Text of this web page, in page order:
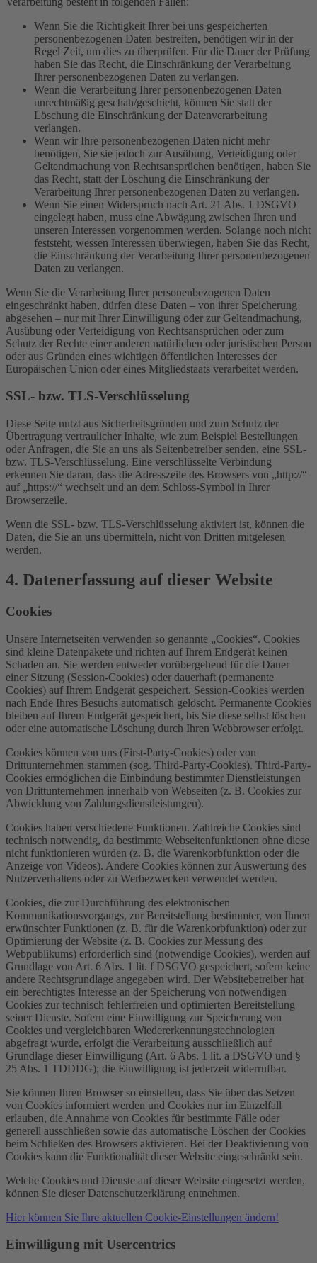
Wenn Sie die Richtigkeit Ihrer bei uns gespeicherten
personenbezogenen Daten bestreiten, benötigen wir in der
Regel Zeit, um dies zu überprüfen. Für die Dauer der Prüfung
haben Sie das Recht, die Einschränkung der Verarbeitung
Ihrer personenbezogenen Daten zu verlangen.
Wenn die Verarbeitung Ihrer personenbezogenen Daten
unrechtmäßig geschah/geschieht, können Sie statt der
Löschung die Einschränkung der Datenverarbeitung
verlangen.
Wenn wir Ihre personenbezogenen Daten nicht mehr
benötigen, Sie sie jedoch zur Ausübung, Verteidigung oder
Geltendmachung von Rechtsansprüchen benötigen, haben Sie
das Recht, statt der Löschung die Einschränkung der
Verarbeitung Ihrer personenbezogenen Daten zu verlangen.
Wenn Sie einen Widerspruch nach Art. 21 Abs. 1 DSGVO
eingelegt haben, muss eine Abwägung zwischen Ihren und
unseren Interessen vorgenommen werden. Solange noch nicht
feststeht, wessen Interessen überwiegen, haben Sie das Recht,
die Einschränkung der Verarbeitung Ihrer personenbezogenen
Daten zu verlangen.
Wenn Sie die Verarbeitung Ihrer personenbezogenen Daten
eingeschränkt haben, dürfen diese Daten – von ihrer Speicherung
abgesehen – nur mit Ihrer Einwilligung oder zur Geltendmachung,
Ausübung oder Verteidigung von Rechtsansprüchen oder zum
Schutz der Rechte einer anderen natürlichen oder juristischen Person
oder aus Gründen eines wichtigen öffentlichen Interesses der
Europäischen Union oder eines Mitgliedstaats verarbeitet werden.
SSL- bzw. TLS-Verschlüsselung
Diese Seite nutzt aus Sicherheitsgründen und zum Schutz der
Übertragung vertraulicher Inhalte, wie zum Beispiel Bestellungen
oder Anfragen, die Sie an uns als Seitenbetreiber senden, eine SSL-
bzw. TLS-Verschlüsselung. Eine verschlüsselte Verbindung
erkennen Sie daran, dass die Adresszeile des Browsers von „http://“
auf „https://“ wechselt und an dem Schloss-Symbol in Ihrer
Browserzeile.
Wenn die SSL- bzw. TLS-Verschlüsselung aktiviert ist, können die
Daten, die Sie an uns übermitteln, nicht von Dritten mitgelesen
werden.
4. Datenerfassung auf dieser Website
Cookies
Unsere Internetseiten verwenden so genannte „Cookies“. Cookies
sind kleine Datenpakete und richten auf Ihrem Endgerät keinen
Schaden an. Sie werden entweder vorübergehend für die Dauer
einer Sitzung (Session-Cookies) oder dauerhaft (permanente
Cookies) auf Ihrem Endgerät gespeichert. Session-Cookies werden
nach Ende Ihres Besuchs automatisch gelöscht. Permanente Cookies
bleiben auf Ihrem Endgerät gespeichert, bis Sie diese selbst löschen
oder eine automatische Löschung durch Ihren Webbrowser erfolgt.
Cookies können von uns (First-Party-Cookies) oder von
Drittunternehmen stammen (sog. Third-Party-Cookies). Third-Party-
Cookies ermöglichen die Einbindung bestimmter Dienstleistungen
von Drittunternehmen innerhalb von Webseiten (z. B. Cookies zur
Abwicklung von Zahlungsdienstleistungen).
Cookies haben verschiedene Funktionen. Zahlreiche Cookies sind
technisch notwendig, da bestimmte Webseitenfunktionen ohne diese
nicht funktionieren würden (z. B. die Warenkorbfunktion oder die
Anzeige von Videos). Andere Cookies können zur Auswertung des
Nutzerverhaltens oder zu Werbezwecken verwendet werden.
Cookies, die zur Durchführung des elektronischen
Kommunikationsvorgangs, zur Bereitstellung bestimmter, von Ihnen
erwünschter Funktionen (z. B. für die Warenkorbfunktion) oder zur
Optimierung der Website (z. B. Cookies zur Messung des
Webpublikums) erforderlich sind (notwendige Cookies), werden auf
Grundlage von Art. 6 Abs. 1 lit. f DSGVO gespeichert, sofern keine
andere Rechtsgrundlage angegeben wird. Der Websitebetreiber hat
ein berechtigtes Interesse an der Speicherung von notwendigen
Cookies zur technisch fehlerfreien und optimierten Bereitstellung
seiner Dienste. Sofern eine Einwilligung zur Speicherung von
Cookies und vergleichbaren Wiedererkennungstechnologien
abgefragt wurde, erfolgt die Verarbeitung ausschließlich auf
Grundlage dieser Einwilligung (Art. 6 Abs. 1 lit. a DSGVO und §
25 Abs. 1 TDDDG); die Einwilligung ist jederzeit widerrufbar.
Sie können Ihren Browser so einstellen, dass Sie über das Setzen
von Cookies informiert werden und Cookies nur im Einzelfall
erlauben, die Annahme von Cookies für bestimmte Fälle oder
generell ausschließen sowie das automatische Löschen der Cookies
beim Schließen des Browsers aktivieren. Bei der Deaktivierung von
Cookies kann die Funktionalität dieser Website eingeschränkt sein.
Welche Cookies und Dienste auf dieser Website eingesetzt werden,
können Sie dieser Datenschutzerklärung entnehmen.
Hier können Sie Ihre aktuellen Cookie-Einstellungen ändern!
Einwilligung mit Usercentrics